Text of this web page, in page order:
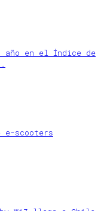
año en el Índice de
e-scooters